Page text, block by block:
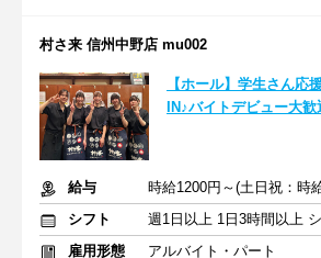
村さ来 信州中野店 mu002
【ホール】学生さん応
IN♪バイトデビュー大歓
給与
時給1200円～(土日祝：時
シフト
雇用形態
アルバイト・パート